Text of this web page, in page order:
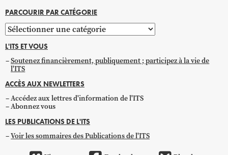
PARCOURIR PAR CATÉGORIE
Parcourir
par
catégorie
L'ITS ET VOUS
Soutenez financièrement, publiquement ; participez à la vie de
l'ITS
ACCÈS AUX NEWLETTERS
Accédez aux lettres d'information de l'ITS
Abonnez vous
LES PUBLICATIONS DE L'ITS
Voir les sommaires des Publications de l'ITS